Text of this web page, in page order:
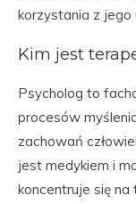
korzystania z jego
Kim jest
Psycholog to
procesów
zachowań
jest medykiem i
koncentruje się